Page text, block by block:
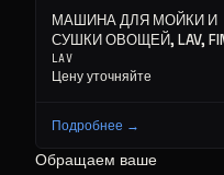
МАШИНА ДЛЯ МОЙКИ И
СУШКИ ОВОЩЕЙ, LAV,
LAV
Цену уточняйте
Подробнее →
Обращаем ваше